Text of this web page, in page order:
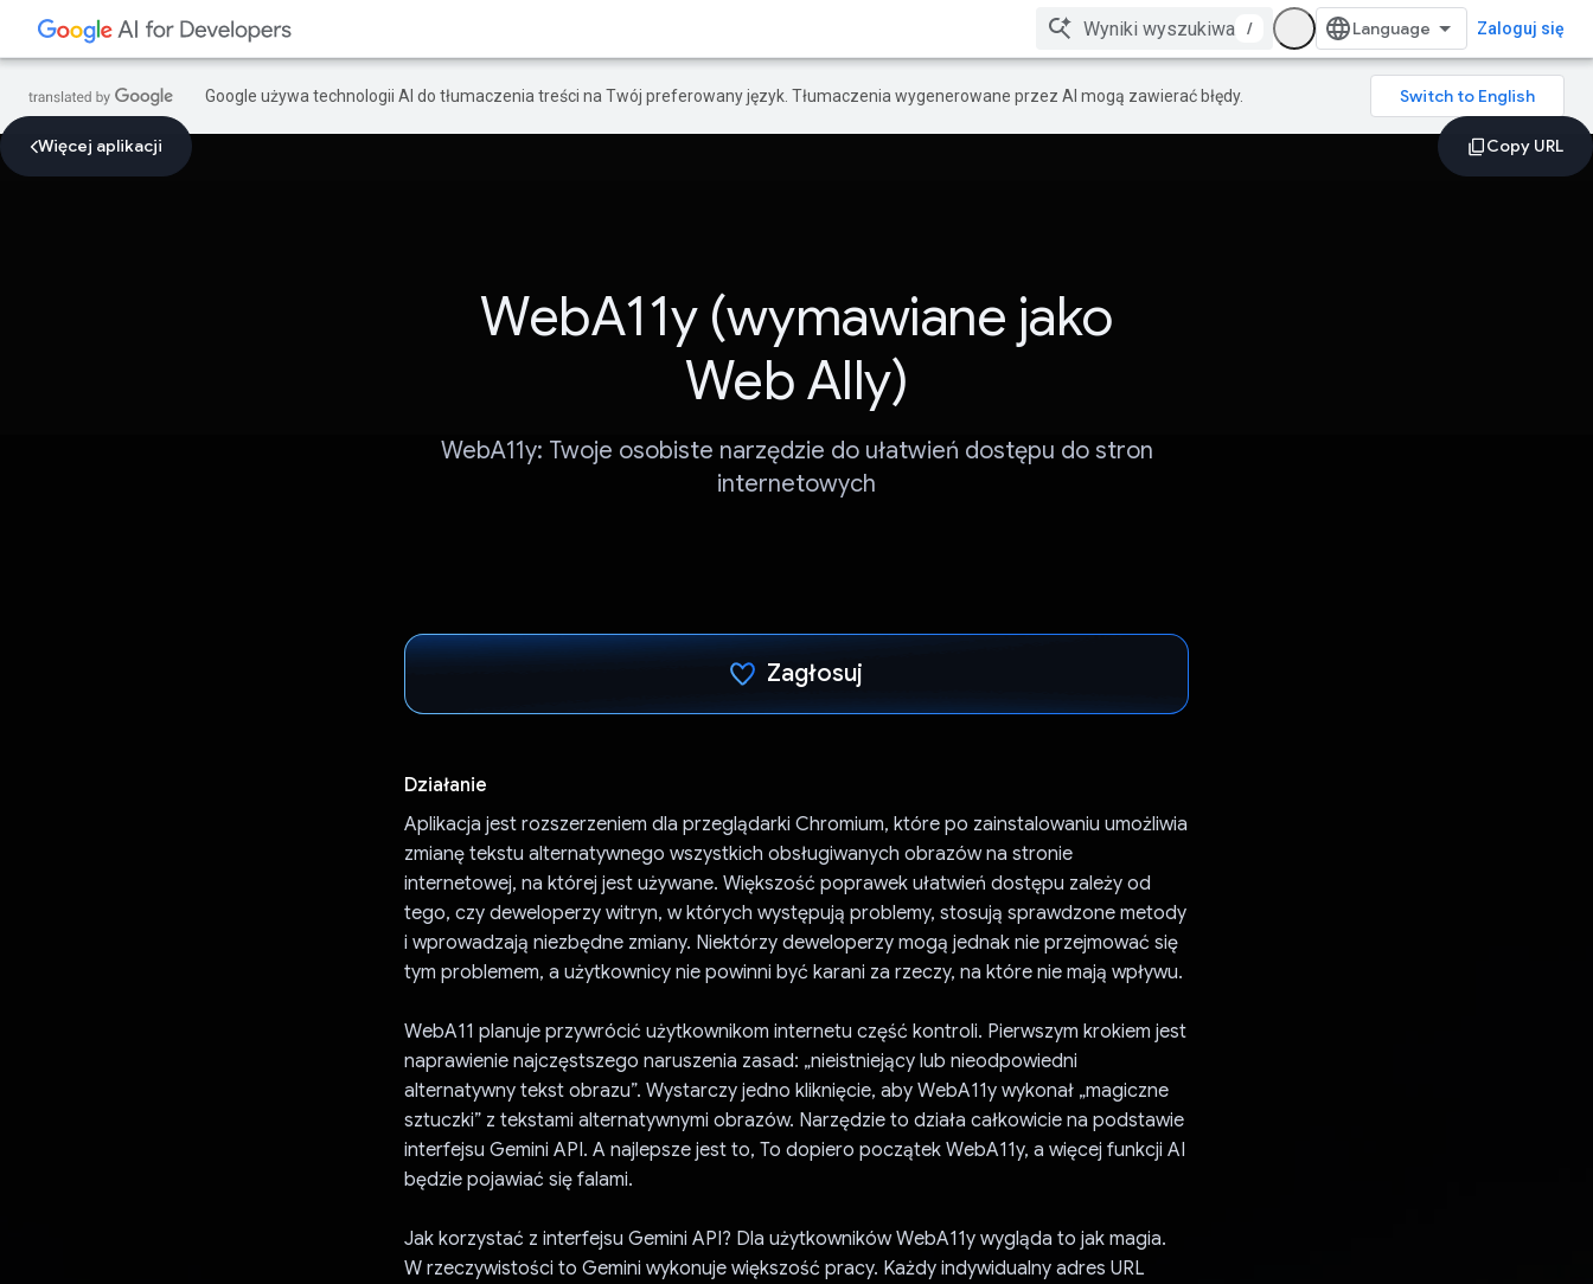
/ Zaloguj się
Google używa technologii AI do tłumaczenia treści na Twój preferowany język. Tłumaczenia wygenerowane przez AI mogą zawierać błędy.
Więcej aplikacji
WebA11y (wymawiane jako
Web Ally)
WebA11y: Twoje osobiste narzędzie do ułatwień dostępu do stron
internetowych
Zagłosuj
Działanie
Aplikacja jest rozszerzeniem dla przeglądarki Chromium, które po zainstalowaniu umożliwia
zmianę tekstu alternatywnego wszystkich obsługiwanych obrazów na stronie
internetowej, na której jest używane. Większość poprawek ułatwień dostępu zależy od
tego, czy deweloperzy witryn, w których występują problemy, stosują sprawdzone metody
i wprowadzają niezbędne zmiany. Niektórzy deweloperzy mogą jednak nie przejmować się
tym problemem, a użytkownicy nie powinni być karani za rzeczy, na które nie mają wpływu.
WebA11 planuje przywrócić użytkownikom internetu część kontroli. Pierwszym krokiem jest
naprawienie najczęstszego naruszenia zasad: „nieistniejący lub nieodpowiedni
alternatywny tekst obrazu”. Wystarczy jedno kliknięcie, aby WebA11y wykonał „magiczne
sztuczki” z tekstami alternatywnymi obrazów. Narzędzie to działa całkowicie na podstawie
interfejsu Gemini API. A najlepsze jest to, To dopiero początek WebA11y, a więcej funkcji AI
będzie pojawiać się falami.
Jak korzystać z interfejsu Gemini API? Dla użytkowników WebA11y wygląda to jak magia.
W rzeczywistości to Gemini wykonuje większość pracy. Każdy indywidualny adres URL